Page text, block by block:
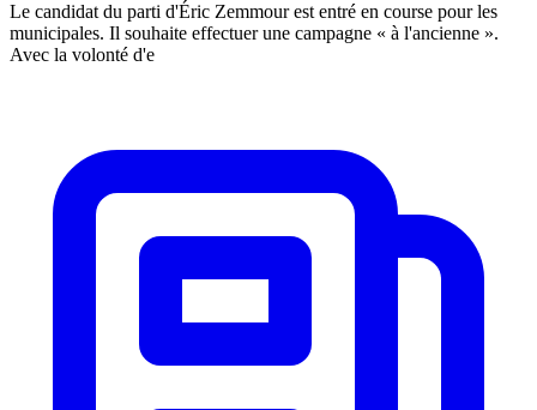
Le candidat du parti d'Éric Zemmour est entré en course pour les
municipales. Il souhaite effectuer une campagne « à l'ancienne ».
Avec la volonté d'e